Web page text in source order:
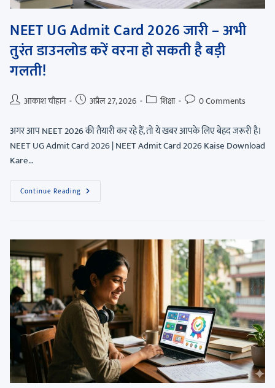
NEET UG Admit Card 2026 जारी – अभी
तुरंत डाउनलोड करें वरना हो सकती है बड़ी
गलती!
आकाश चौहान अप्रैल 27, 2026 शिक्षा 0 Comments
अगर आप NEET 2026 की तैयारी कर रहे हैं, तो ये खबर आपके लिए बेहद जरूरी है।
NEET UG Admit Card 2026 | NEET Admit Card 2026 Kaise Download
Kare…
Continue Reading